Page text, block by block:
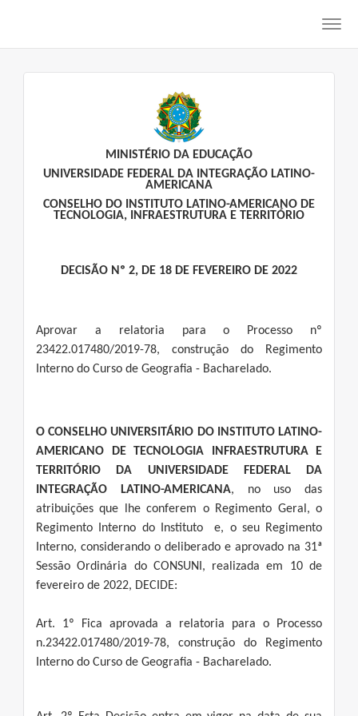
MINISTÉRIO DA EDUCAÇÃO
UNIVERSIDADE FEDERAL DA INTEGRAÇÃO LATINO-
AMERICANA
CONSELHO DO INSTITUTO LATINO-AMERICANO DE
TECNOLOGIA, INFRAESTRUTURA E TERRITÓRIO
DECISÃO Nº 2, DE 18 DE FEVEREIRO DE 2022
Aprovar a relatoria para o Processo nº
23422.017480/2019-78, construção do Regimento
Interno do Curso de Geografia - Bacharelado.
O CONSELHO UNIVERSITÁRIO DO INSTITUTO LATINO-
AMERICANO DE TECNOLOGIA INFRAESTRUTURA E
TERRITÓRIO DA UNIVERSIDADE FEDERAL DA
INTEGRAÇÃO LATINO-AMERICANA, no uso das
atribuições que lhe conferem o Regimento Geral, o
Regimento Interno do Instituto e, o seu Regimento
Interno, considerando o deliberado e aprovado na 31ª
Sessão Ordinária do CONSUNI, realizada em 10 de
fevereiro de 2022, DECIDE:
Art. 1º Fica aprovada a relatoria para o Processo
n.23422.017480/2019-78, construção do Regimento
Interno do Curso de Geografia - Bacharelado.